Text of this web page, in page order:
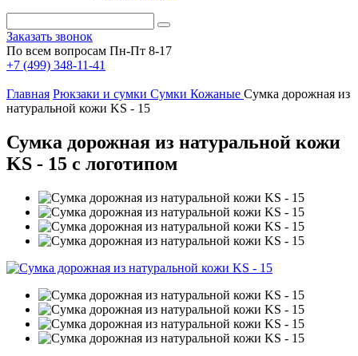
Заказать звонок
По всем вопросам Пн-Пт 8-17
+7 (499) 348-11-41
Главная Рюкзаки и сумки Сумки Кожаные Сумка дорожная из
натуральной кожи KS - 15
Сумка дорожная из натуральной кожи
KS - 15 с логотипом